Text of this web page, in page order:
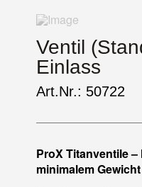
Ventil
Einlass
Art.Nr.: 50722
ProX Titanventile
minimalem Gewicht